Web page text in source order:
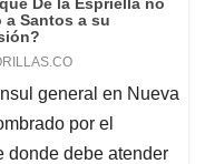
general en Nueva
por el
donde debe atender